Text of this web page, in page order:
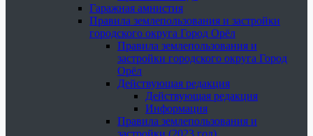
Гаражная амнистия
Правила землепользования и застройки
городского округа Город Орёл
Правила землепользования и
застройки городского округа Город
Орёл
Действующая редакция
Действующая редакция
Информация
Правила землепользования и
застройки (2023 год)